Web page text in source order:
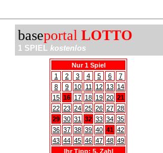
baseportal LOTTO
1 SPIEL kostenlos
Nur 1 Spiel
1
2 3 4 5 6
7
8
9 10 11 12 13 14
15 16 17 18 19 20 21
22 23 24 25 26 27 28
29 30 31 32 33 34 35
36 37 38 39 40 41 42
43 44 45 46 47 48 49
Ihr Tipp: 5. Zahl